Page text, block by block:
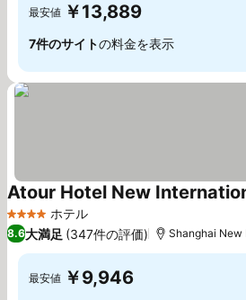
最安値 ￥13,889
7件のサイトの料金を表示
4 ホテルのランク
ホテル
Atour Hotel New
8.6大満足 (347件の評価) Shanghai New
最安値 ￥9,946